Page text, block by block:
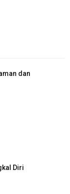
dan
Diri